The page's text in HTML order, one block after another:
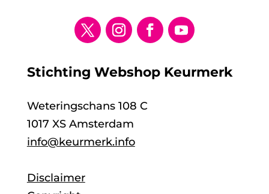
Stichting Webshop Keurmerk
Weteringschans 108 C
1017 XS Amsterdam
info@keurmerk.info
Disclaimer